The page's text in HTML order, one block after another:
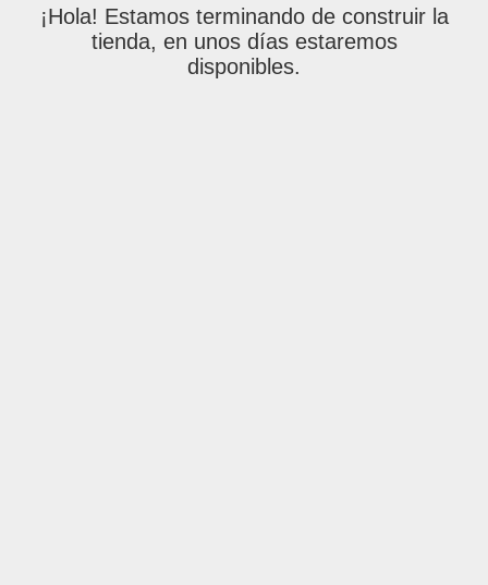
¡Hola! Estamos terminando de construir la
tienda, en unos días estaremos
disponibles.